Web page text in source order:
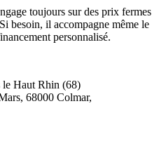
toujours sur des prix fermes
besoin, il accompagne même le
personnalisé.
le Haut Rhin (68)
68000 Colmar,